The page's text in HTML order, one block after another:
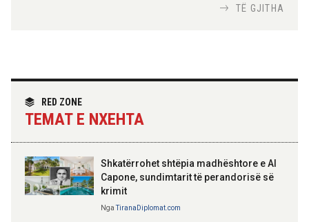
partneritetit strategjik
TË GJITHA
RED ZONE
TEMAT E NXEHTA
Shkatërrohet shtëpia madhështore e Al
Capone, sundimtarit të perandorisë së
krimit
NgaTiranaDiplomat.com